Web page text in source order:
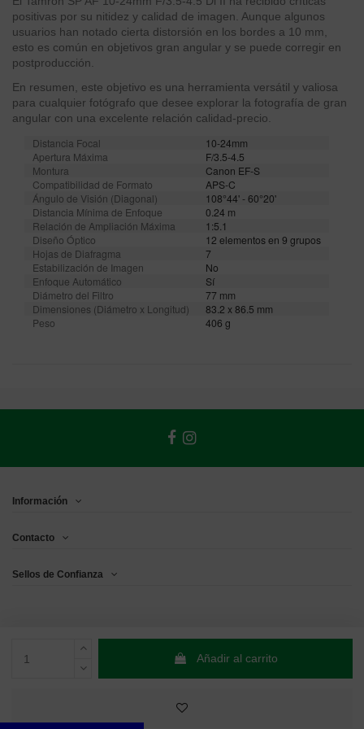
Añadir al carrito
positivas por su nitidez y calidad de imagen. Aunque algunos
usuarios han notado cierta distorsión en los bordes a 10 mm,
esto es común en objetivos gran angular y se puede corregir en
postproducción.
En resumen, este objetivo es una herramienta versátil y valiosa
para cualquier fotógrafo que desee explorar la fotografía de gran
angular con una excelente relación calidad-precio.
Distancia Focal
10-24mm
Apertura Máxima
F/3.5-4.5
Montura
Canon EF-S
Compatibilidad de Formato
APS-C
Ángulo de Visión (Diagonal)
108°44' - 60°20'
Distancia Mínima de Enfoque
0.24 m
Relación de Ampliación Máxima
1:5.1
Diseño Óptico
12 elementos en 9 grupos
Hojas de Diafragma
7
Estabilización de Imagen
No
Enfoque Automático
Sí
Diámetro del Filtro
77 mm
Dimensiones (Diámetro x Longitud)
83.2 x 86.5 mm
Peso
406 g
Información
Contacto
Sellos de Confianza